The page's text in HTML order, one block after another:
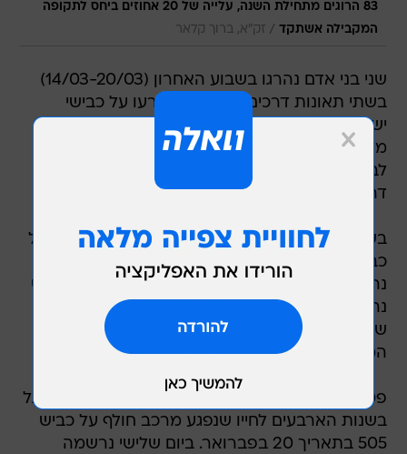
83 הרוגים מתחילת השנה, עלייה של 20 אחוזים ביחס לתקופה
המקבילה אשתקד / זק"א, ברוך קלאר
שני בני אדם נהרגו בשבוע האחרון (14/03-20/03)
בשתי תאונות דרכים קטלניות שארעו על כבישי
ישראל ושניים נוספים בפטירות מאוחרות, כך עולה
מנתונים שמפרסמת היום (ראשון) הרשות הלאומית
לבטיחות בדרכים. מתחילת השנה נהרגו בתאונות
דרכים 83 בני אדם, 26 מהם בחודש מרץ.
בשעות הלילה של יום רביעי ארעה תאונה חזיתית על
כביש 98 בין רכב פרטי לרכב מסחרי במהלכה נהרג
נהג הרכב הפרטי, אדם בשנות השלושים לחייו. אמש
נהרג רוכב אופנוע בשנות השלושים לחייו לאחר
שהתהפך במושב גדיש הנמצא בתחום שיפוט
המועצה האזורית גלבוע.
פטירה מאוחרת שנרשמה ביום שני היא של הולך רגל
בשנות הארבעים לחייו שנפגע מרכב חולף על כביש
505 בתאריך 20 בפברואר. ביום שלישי נרשמה